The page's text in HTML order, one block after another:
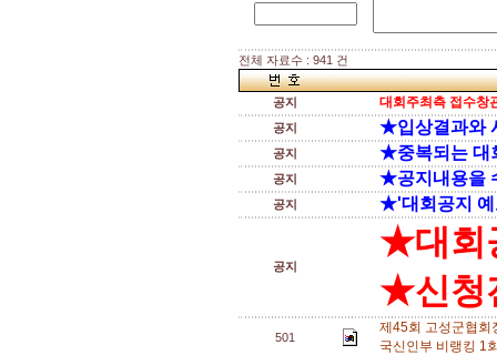
전체 자료수 : 941 건
공지 대회주최측 접수창
공지 ★입상결과와
공지 ★중복되는 대
공지 ★공지내용을
공지 ★'대회공지 예
공지
★대회
★신청
501
제45회 고성군협회
국신인부 비랭킹 1